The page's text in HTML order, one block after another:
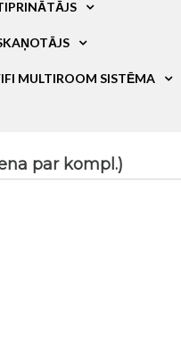
MULTIROOM SISTĒMA
par kompl.)